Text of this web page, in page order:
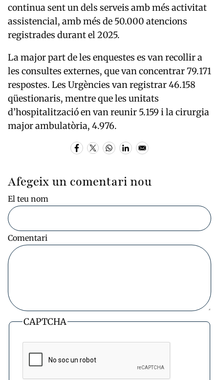
continua sent un dels serveis amb més activitat
assistencial, amb més de 50.000 atencions
registrades durant el 2025.
La major part de les enquestes es van recollir a
les consultes externes, que van concentrar 79.171
respostes. Les Urgències van registrar 46.158
qüestionaris, mentre que les unitats
d’hospitalització en van reunir 5.159 i la cirurgia
major ambulatòria, 4.976.
Afegeix un comentari nou
El teu nom
Comentari
CAPTCHA